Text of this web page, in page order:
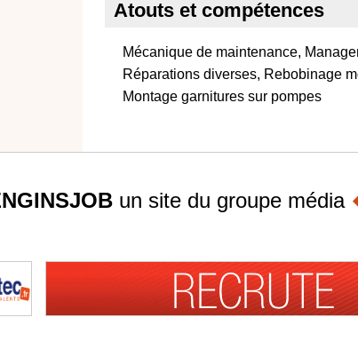
Atouts et compétences
Mécanique de maintenance,
Réparations diverses, Rebobinage
Montage garnitures sur pompes
un site du groupe média